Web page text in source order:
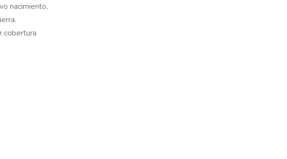
nacimiento,
cobertura